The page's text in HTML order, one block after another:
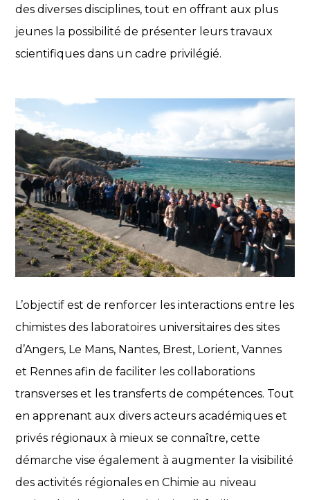
des diverses disciplines, tout en offrant aux plus
jeunes la possibilité de présenter leurs travaux
scientifiques dans un cadre privilégié.
L’objectif est de renforcer les interactions entre les
chimistes des laboratoires universitaires des sites
d’Angers, Le Mans, Nantes, Brest, Lorient, Vannes
et Rennes afin de faciliter les collaborations
transverses et les transferts de compétences. Tout
en apprenant aux divers acteurs académiques et
privés régionaux à mieux se connaître, cette
démarche vise également à augmenter la visibilité
des activités régionales en Chimie au niveau